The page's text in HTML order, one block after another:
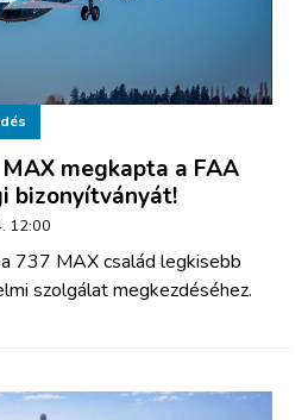
megkapta a FAA
bizonyítványát!
12:00
737 MAX család legkisebb
szolgálat megkezdéséhez.